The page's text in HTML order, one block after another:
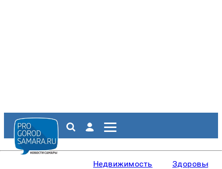
Недвижимость Здоровье